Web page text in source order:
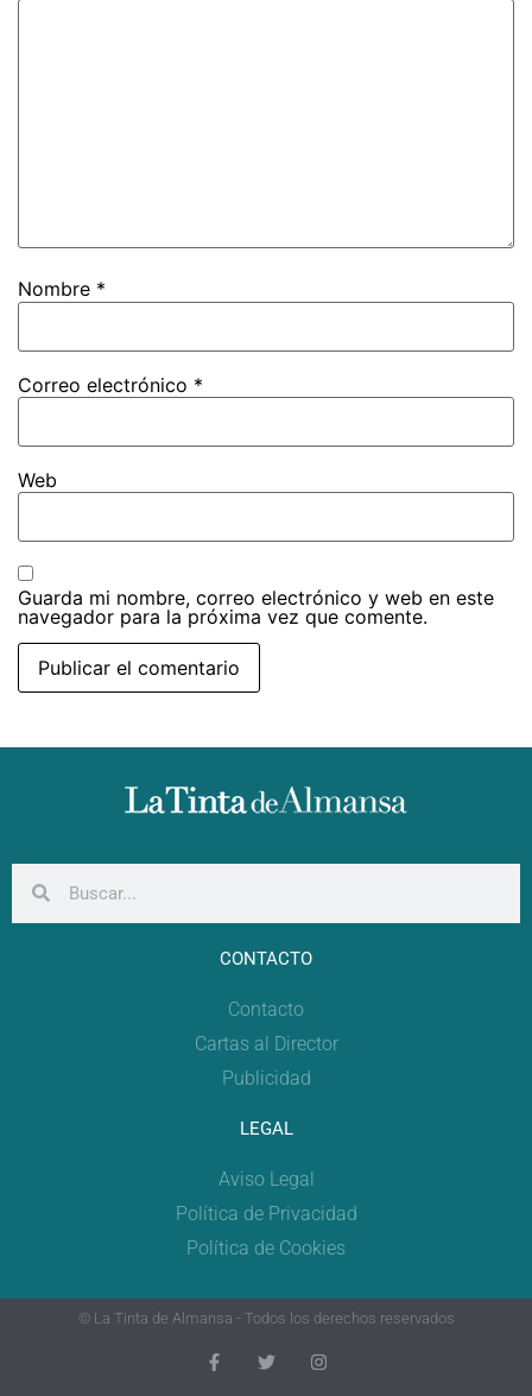
Nombre *
Correo electrónico *
Web
Guarda mi nombre, correo electrónico y web en este
navegador para la próxima vez que comente.
CONTACTO
Contacto
Cartas al Director
Publicidad
LEGAL
Aviso Legal
Política de Privacidad
Política de Cookies
© La Tinta de Almansa - Todos los derechos reservados